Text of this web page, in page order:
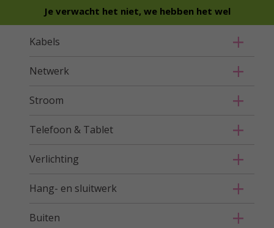
Je verwacht het niet, we hebben het wel
Kabels
Netwerk
Stroom
Telefoon & Tablet
Verlichting
Hang- en sluitwerk
Buiten